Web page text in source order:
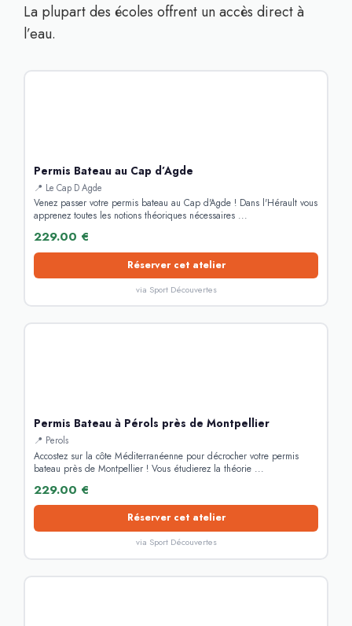
La plupart des écoles offrent un accès direct à
l’eau.
Permis Bateau au Cap d’Agde
📍 Le Cap D Agde
Venez passer votre permis bateau au Cap d'Agde ! Dans l'Hérault vous
apprenez toutes les notions théoriques nécessaires ...
229.00 €
Réserver cet atelier
via Sport Découvertes
Permis Bateau à Pérols près de Montpellier
📍 Perols
Accostez sur la côte Méditerranéenne pour décrocher votre permis
bateau près de Montpellier ! Vous étudierez la théorie ...
229.00 €
Réserver cet atelier
via Sport Découvertes